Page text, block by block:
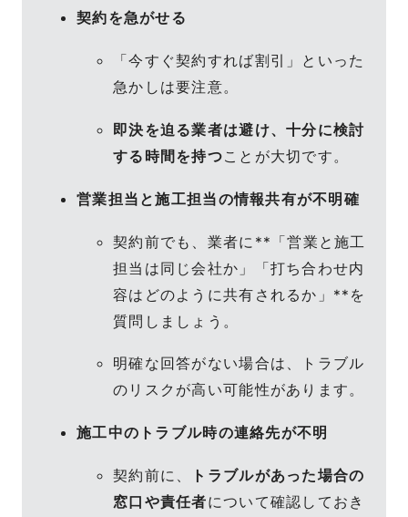
契約を急がせる
「今すぐ契約すれば割引」といった
急かしは要注意。
即決を迫る業者は避け、十分に検討
する時間を持つことが大切です。
営業担当と施工担当の情報共有が不明確
契約前でも、業者に**「営業と施工
担当は同じ会社か」「打ち合わせ内
容はどのように共有されるか」**を
質問しましょう。
明確な回答がない場合は、トラブル
のリスクが高い可能性があります。
施工中のトラブル時の連絡先が不明
契約前に、
トラブルがあった場合の
窓口や責任者について確認しておき